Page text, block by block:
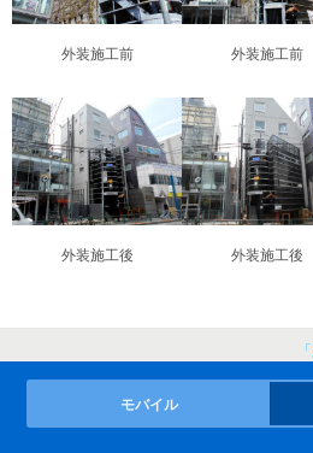
外装施工前 外装施工前
外装施工後 外装施工後
モバイル